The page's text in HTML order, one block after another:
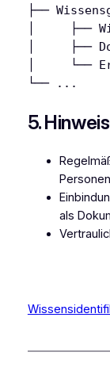
├──
│     ├──
│     ├──
│     └──
5.
Personen
als